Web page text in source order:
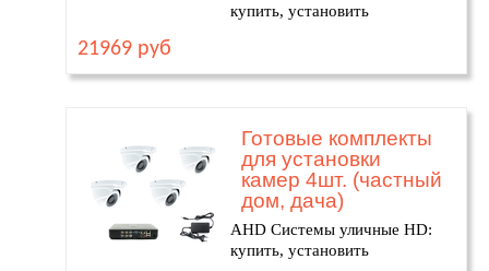
купить, установить
21969 руб
Готовые комплекты
для установки
камер 4шт. (частный
дом, дача)
AHD Системы уличные HD:
купить, установить